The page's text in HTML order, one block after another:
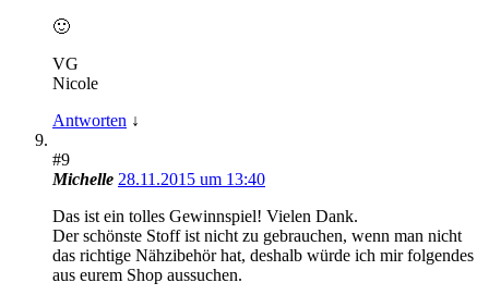
🙂
VG
Nicole
Antworten ↓
#9
Michelle 28.11.2015 um 13:40
Das ist ein tolles Gewinnspiel! Vielen Dank.
Der schönste Stoff ist nicht zu gebrauchen, wenn man nicht
das richtige Nähzibehör hat, deshalb würde ich mir folgendes
aus eurem Shop aussuchen.